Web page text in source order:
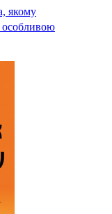
якому
особливою